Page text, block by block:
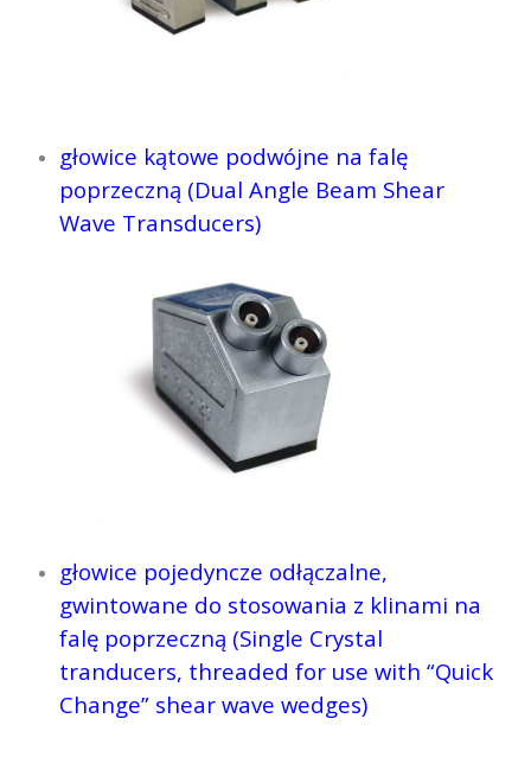
głowice kątowe podwójne na falę
poprzeczną (Dual Angle Beam Shear
Wave Transducers)
głowice pojedyncze odłączalne,
gwintowane do stosowania z klinami na
falę poprzeczną (Single Crystal
tranducers, threaded for use with “Quick
Change” shear wave wedges)